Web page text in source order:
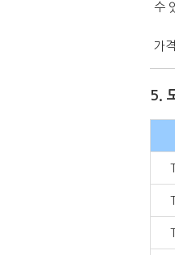
수
가
5.